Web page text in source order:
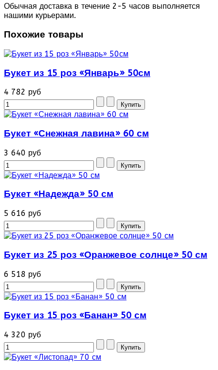
Обычная доставка в течение 2-5 часов выполняется
нашими курьерами.
Похожие товары
Букет из 15 роз «Январь» 50см
4 782 руб
Букет «Снежная лавина» 60 см
3 640 руб
Букет «Надежда» 50 см
5 616 руб
Букет из 25 роз «Оранжевое солнце» 50 см
6 518 руб
Букет из 15 роз «Банан» 50 см
4 320 руб